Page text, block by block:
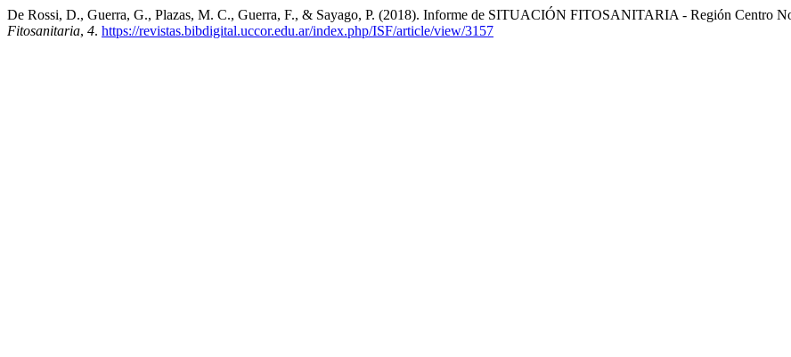
De Rossi, D., Guerra, G., Plazas, M. C., Guerra, F., & Sayago, P. (2018). Informe de SITUACIÓN FITOSANITARIA - Región Centro
Fitosanitaria, 4. https://revistas.bibdigital.uccor.edu.ar/index.php/ISF/article/view/3157